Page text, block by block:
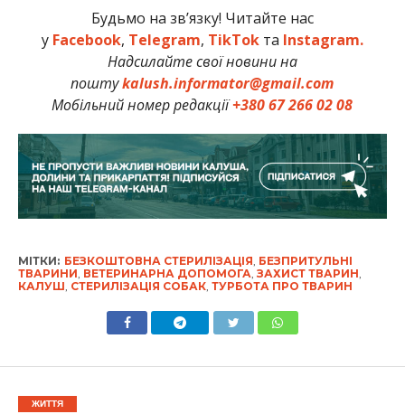
Будьмо на зв’язку! Читайте нас
у Facebook, Telegram, TikTokта Instagram.
Надсилайте свої новини на
поштуkalush.informator@gmail.com
Мобільний номер редакції+380 67 266 02 08
МІТКИ: БЕЗКОШТОВНА СТЕРИЛІЗАЦІЯ, БЕЗПРИТУЛЬНІ
ТВАРИНИ, ВЕТЕРИНАРНА ДОПОМОГА, ЗАХИСТ ТВАРИН,
КАЛУШ, СТЕРИЛІЗАЦІЯ СОБАК, ТУРБОТА ПРО ТВАРИН
ЖИТТЯ